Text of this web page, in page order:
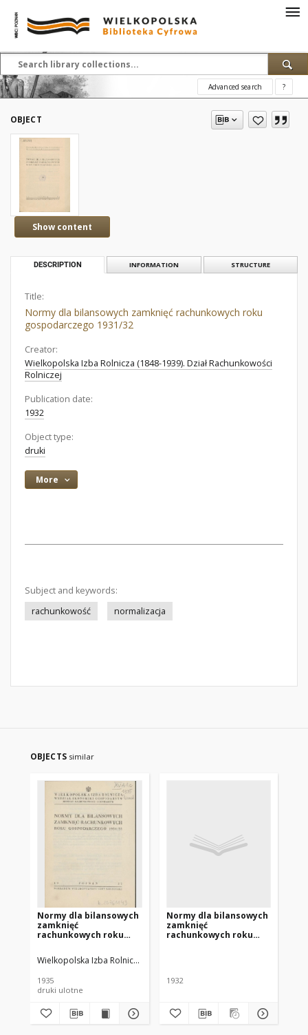
Advanced search ?
OBJECT
Show content
DESCRIPTION INFORMATION STRUCTURE
Title:
Normy dla bilansowych zamknięć rachunkowych roku
gospodarczego 1931/32
Creator:
Wielkopolska Izba Rolnicza (1848-1939). Dział Rachunkowości
Rolniczej
Publication date:
1932
Object type:
druki
More
Subject and keywords:
rachunkowość
normalizacja
OBJECTS similar
Normy dla bilansowych
zamknięć
rachunkowych roku
Wielkopolska Izba Rolnicza (1848-1939). Dział Rachunkowości
1935
druki ulotne
Normy dla bilansowych
zamknięć
rachunkowych roku
1932